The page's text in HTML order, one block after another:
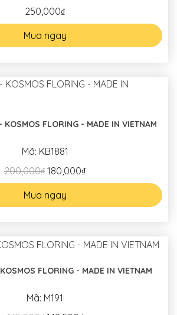
250,000₫
Mua ngay
SÀN GỖ - KB1881- KOSMOS FLORING - MADE IN VIETNAM
Mã: KB1881
200,000₫ 180,000₫
Mua ngay
SÀN GỖ - M191- KOSMOS FLORING - MADE IN VIETNAM
Mã: M191